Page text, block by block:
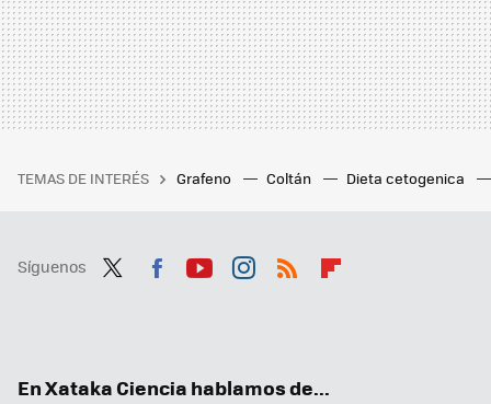
TEMAS DE INTERÉS Grafeno Coltán Dieta cetogenica
Síguenos
En Xataka Ciencia hablamos de...